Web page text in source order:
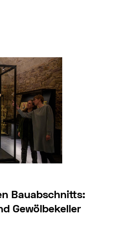
Bauabschnitts:
Gewölbekeller